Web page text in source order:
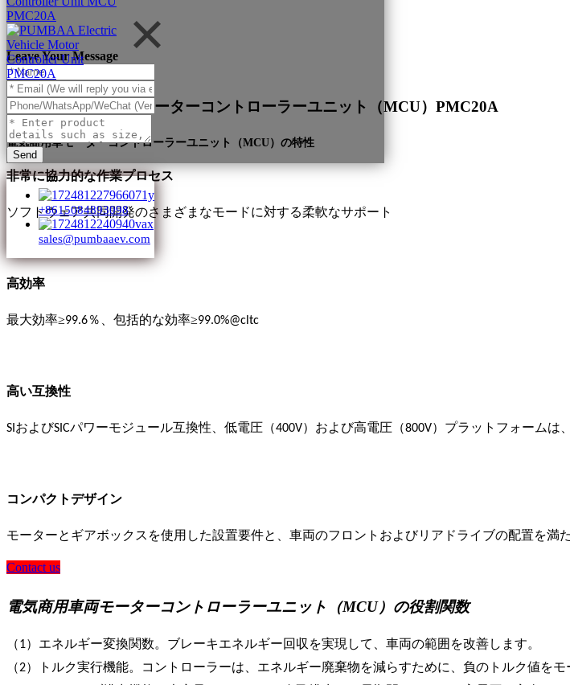
Leave Your Message
Send
+8615084893098
sales@pumbaaev.com
Pumbaa電気自動車モーターコントローラーユニット（MCU）PMC20A
電気商用車モーターコントローラーユニット（MCU）の特性
非常に協力的な作業プロセス
ソフトウェア共同開発のさまざまなモードに対する柔軟なサポート
高効率
最大効率≥99.6％、包括的な効率≥99.0%@cltc
高い互換性
SIおよびSICパワーモジュール互換性、低電圧（400V）および高電圧（800V）プラットフォーム
コンパクトデザイン
モーターとギアボックスを使用した設置要件と、車両のフロントおよびリアドライブの配置を満
Contact us
電気商用車両モーターコントローラーユニット（MCU）の役割関数
（1）エネルギー変換関数。ブレーキエネルギー回収を実現して、車両の範囲を改善します。
（2）トルク実行機能。コントローラーは、エネルギー廃棄物を減らすために、負のトルク値を